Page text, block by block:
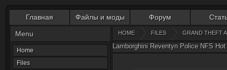
Главная Файлы и моды Форум
Menu
Home
Files
HOME FILES GRAND THEFT
Lamborghini Reventуn Police NFS